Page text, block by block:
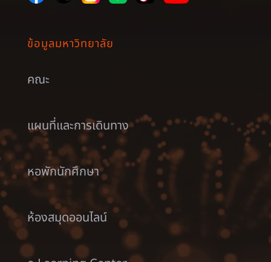
ข้อมูลมหาวิทยาลัย
คณะ
แผนที่และการเดินทาง
หอพักนักศึกษา
ห้องสมุดออนไลน์